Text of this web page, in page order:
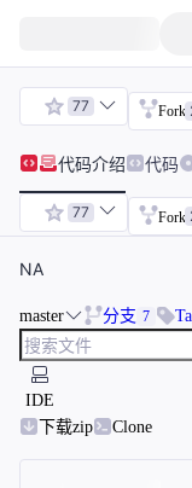
77 Fork
代码介绍 代码
77 Fork
NA
master 分支 7
IDE
下载zip
Clone